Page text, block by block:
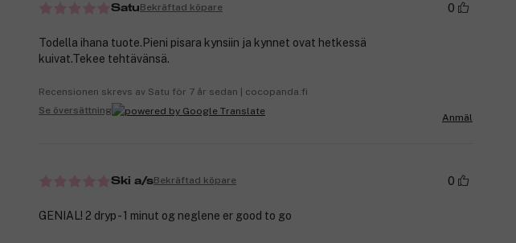
SatuBekräftad köpare 0
Todella ihana tuote.Pieni pisara kynsiin ja kynnet ovat hetkessä
kuivat.Tekee tehtävänsä.
Recensionen skrevs av Satu för 7 år sedan | cocopanda.fi
Se översättning
Anmäl
Ski a/sBekräftad köpare 0
GENIAL! 2 dryp - 1 minut og neglene er good to go